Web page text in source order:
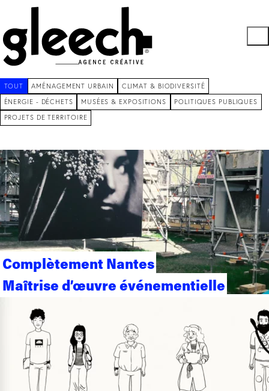
TOUT AMÉNAGEMENT URBAIN
CLIMAT & BIODIVERSITÉ
ÉNERGIE - DÉCHETS
MUSÉES & EXPOSITIONS
POLITIQUES PUBLIQUES
PROJETS DE TERRITOIRE
Complètement Nantes
Maîtrise d’œuvre événementielle